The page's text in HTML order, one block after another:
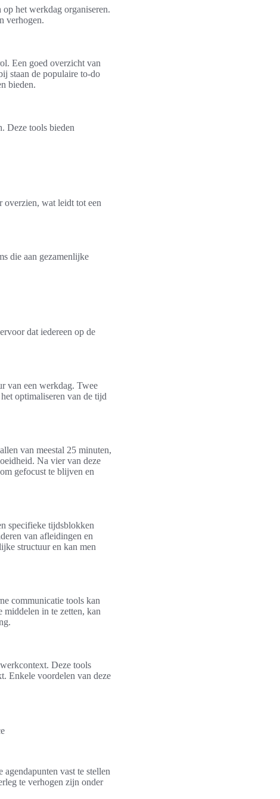
het werkdag organiseren.
verhogen.
Een goed overzicht van
staan de populaire to-do
bieden.
Deze tools bieden
overzien, wat leidt tot een
die aan gezamenlijke
dat iedereen op de
van een werkdag. Twee
optimaliseren van de tijd
van meestal 25 minuten,
Na vier van deze
gefocust te blijven en
specifieke tijdsblokken
van afleidingen en
structuur en kan men
communicatie tools kan
middelen in te zetten, kan
Deze tools
Enkele voordelen van deze
vast te stellen
te verhogen zijn onder